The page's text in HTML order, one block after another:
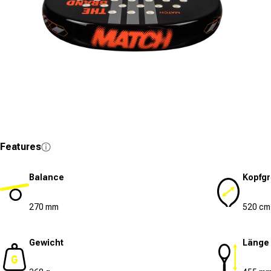
Features
Balance
270 mm 520
Gewicht Länge